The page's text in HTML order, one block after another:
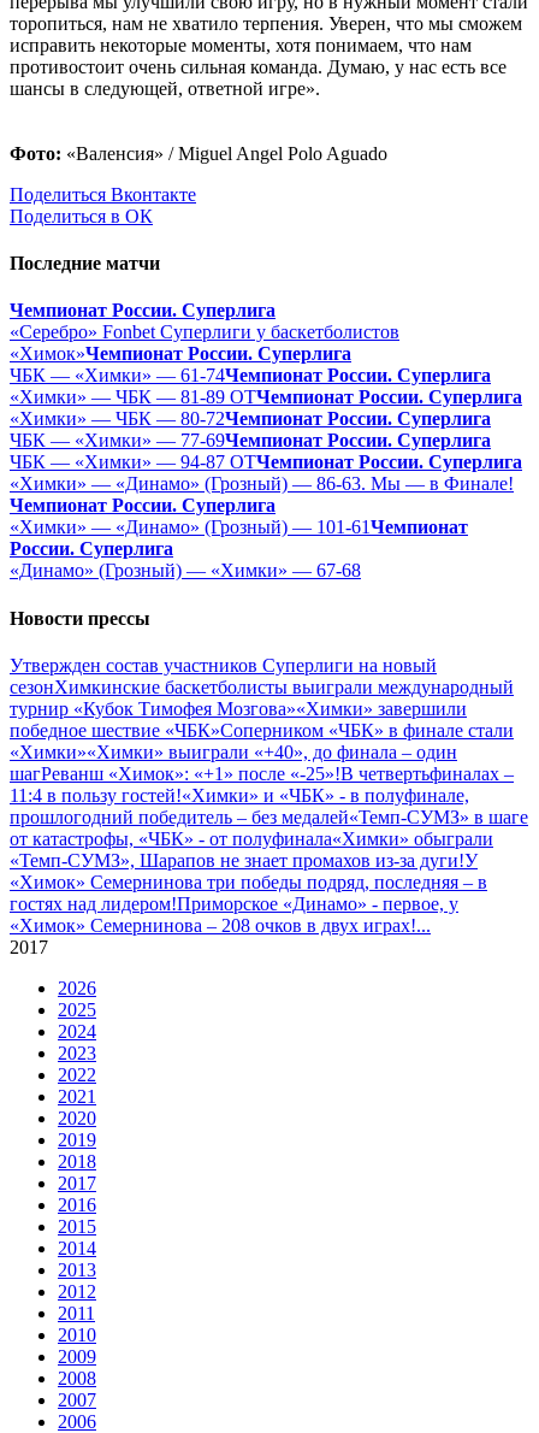
торопиться, нам не хватило терпения. Уверен, что мы сможем
исправить некоторые моменты, хотя понимаем, что нам
противостоит очень сильная команда. Думаю, у нас есть все
шансы в следующей, ответной игре».
Фото: «Валенсия» / Miguel Angel Polo Aguado
Поделиться Вконтакте
Поделиться в ОК
Последние матчи
Чемпионат России. Суперлига
«Серебро» Fonbet Суперлиги у баскетболистов
«Химок»Чемпионат России. Суперлига
ЧБК — «Химки» — 61-74Чемпионат России. Суперлига
«Химки» — ЧБК — 81-89 ОТЧемпионат России. Суперлига
«Химки» — ЧБК — 80-72Чемпионат России. Суперлига
ЧБК — «Химки» — 77-69Чемпионат России. Суперлига
ЧБК — «Химки» — 94-87 ОТЧемпионат России. Суперлига
«Химки» — «Динамо» (Грозный) — 86-63. Мы — в Финале!
Чемпионат России. Суперлига
«Химки» — «Динамо» (Грозный) — 101-61Чемпионат
России. Суперлига
«Динамо» (Грозный) — «Химки» — 67-68
Новости прессы
Утвержден состав участников Cуперлиги на новый
сезонХимкинские баскетболисты выиграли международный
турнир «Кубок Тимофея Мозгова»«Химки» завершили
победное шествие «ЧБК»Соперником «ЧБК» в финале стали
«Химки»«Химки» выиграли «+40», до финала – один
шагРеванш «Химок»: «+1» после «-25»!В четвертьфиналах –
11:4 в пользу гостей!«Химки» и «ЧБК» - в полуфинале,
прошлогодний победитель – без медалей«Темп-СУМЗ» в шаге
от катастрофы, «ЧБК» - от полуфинала«Химки» обыграли
«Темп-СУМЗ», Шарапов не знает промахов из-за дуги!У
«Химок» Семернинова три победы подряд, последняя – в
гостях над лидером!Приморское «Динамо» - первое, у
«Химок» Семернинова – 208 очков в двух играх!...
2017
2026
2025
2024
2023
2022
2021
2020
2019
2018
2017
2016
2015
2014
2013
2012
2011
2010
2009
2008
2007
2006